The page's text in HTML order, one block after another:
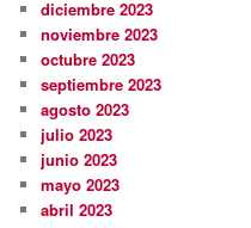
diciembre 2023
noviembre 2023
octubre 2023
septiembre 2023
agosto 2023
julio 2023
junio 2023
mayo 2023
abril 2023